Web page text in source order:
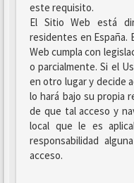
este requisito.
El Sitio Web está
residentes en España.
Web cumpla con
o parcialmente. Si el
en otro lugar y decide
lo hará bajo su propia
de que tal acceso y
local que le es
responsabilidad
acceso.